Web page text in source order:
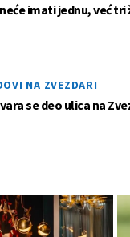
imati jednu, već
NA ZVEZDARI
se deo ulica na